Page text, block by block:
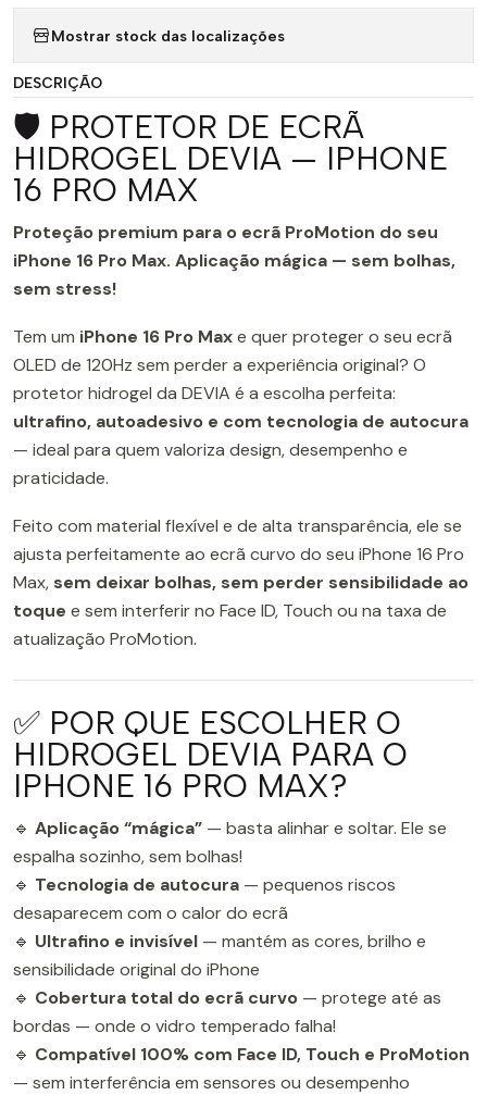
Mostrar stock das localizações
DESCRIÇÃO
🛡️ PROTETOR DE ECRÃ
HIDROGEL DEVIA — IPHONE
16 PRO MAX
Proteção premium para o ecrã ProMotion do seu
iPhone 16 Pro Max. Aplicação mágica — sem bolhas,
sem stress!
Tem um iPhone 16 Pro Maxe quer proteger o seu ecrã
OLED de 120Hz sem perder a experiência original? O
protetor hidrogel da DEVIA é a escolha perfeita:
ultrafino, autoadesivo e com tecnologia de autocura
— ideal para quem valoriza design, desempenho e
praticidade.
Feito com material flexível e de alta transparência, ele se
ajusta perfeitamente ao ecrã curvo do seu iPhone 16 Pro
Max, sem deixar bolhas, sem perder sensibilidade ao
toque e sem interferir no Face ID, Touch ou na taxa de
atualização ProMotion.
✅ POR QUE ESCOLHER O
HIDROGEL DEVIA PARA O
IPHONE 16 PRO MAX?
🔹 Aplicação “mágica” — basta alinhar e soltar. Ele se
espalha sozinho, sem bolhas!
🔹 Tecnologia de autocura — pequenos riscos
desaparecem com o calor do ecrã
🔹 Ultrafino e invisível — mantém as cores, brilho e
sensibilidade original do iPhone
🔹 Cobertura total do ecrã curvo — protege até as
bordas — onde o vidro temperado falha!
🔹 Compatível 100% com Face ID, Touch e ProMotion
— sem interferência em sensores ou desempenho